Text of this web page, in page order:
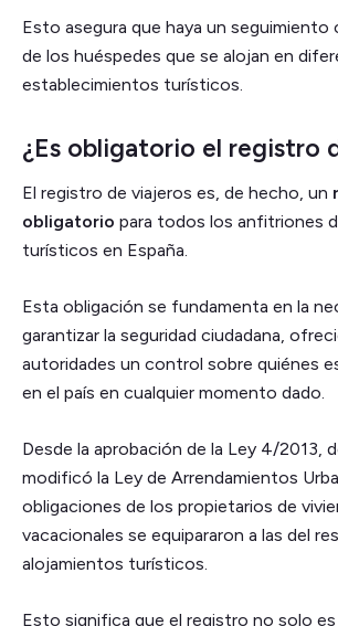
Esto asegura que haya un
de los huéspedes que se alojan en
establecimientos turísticos.
¿Es obligatorio el registro
El registro de viajeros es, de hecho, un
obligatorio para todos los anfitriones
turísticos en España.
Esta obligación se fundamenta en la
garantizar la seguridad ciudadana,
autoridades un control sobre quiénes
en el país en cualquier momento dado.
Desde la aprobación de la Ley 4/2013,
modificó la Ley de Arrendamientos
obligaciones de los propietarios de
vacacionales se equipararon a las del
alojamientos turísticos.
Esto significa que el registro no solo